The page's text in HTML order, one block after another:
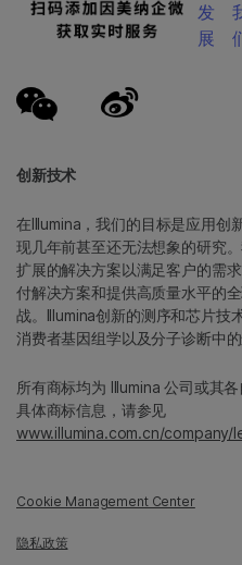
创新技术
在Illumina，我们的目标是应用创
现几年前甚至还无法想象的研究
扩展的解决方案以满足客户的需
付解决方案和提供高质量水平的
战。Illumina创新的测序和芯片技
消费者基因组学以及分子诊断中的
所有商标均为 Illumina 公司或其各
具体商标信息，请参见
www.illumina.com.cn/company/
Cookie Management Center
隐私政策
发
展